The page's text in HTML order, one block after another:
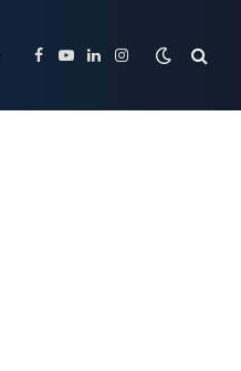
Facebook
YouTube
LinkedInInstagram